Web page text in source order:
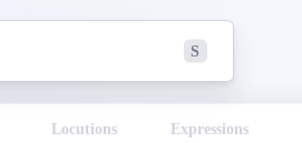
S
Locutions Expressions